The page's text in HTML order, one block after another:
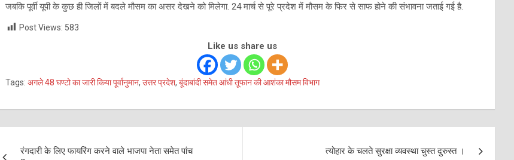
जबकि पूर्वी यूपी के कुछ ही जिलों में बदले मौसम का असर देखने को मिलेगा. 24 मार्च से पूरे प्रदेश में मौसम के फिर से साफ होने की संभावना जताई गई है.
Post Views: 583
Like us share us
Tags: अगले 48 घण्टो का जारी किया पूर्वानुमान, उत्तर प्रदेश, बूंदाबांदी समेत आंधी तूफान की आशंका मौसम विभाग
रंगदारी के लिए फायरिंग करने वाले भाजपा नेता समेत पांच
त्योहार के चलते सुरक्षा व्यवस्था चुस्त दुरुस्त ।